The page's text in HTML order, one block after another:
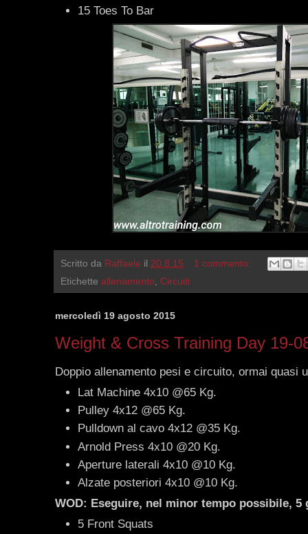
15 Toes To Bar
Scritto da Raffaele il 20.8.15
1 commento:
Etichette allenamento, Circuiti
mercoledì 19 agosto 2015
Weight & Cross Training Day 19-
Doppio allenamento pesi e circuito, ormai quasi
Lat Machine 4x10 @65 Kg.
Pulley 4x12 @65 Kg.
Pulldown al cavo 4x12 @35 Kg.
Arnold Press 4x10 @20 Kg.
Aperture laterali 4x10 @10 Kg.
Alzate posteriori 4x10 @10 Kg.
WOD: Eseguire, nel minor tempo possibile,
5 Front Squats